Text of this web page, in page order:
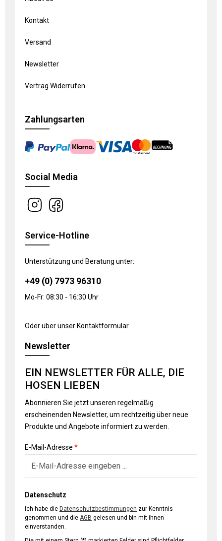
Kontakt
Versand
Newsletter
Vertrag Widerrufen
Zahlungsarten
Social Media
Service-Hotline
Unterstützung und Beratung unter:
+49 (0) 7973 96310
Mo-Fr: 08:30 - 16:30 Uhr
Oder über unser Kontaktformular.
Newsletter
EIN NEWSLETTER FÜR ALLE, DIE
HOSEN LIEBEN
Abonnieren Sie jetzt unseren regelmäßig
erscheinenden Newsletter, um rechtzeitig über neue
Produkte und Angebote informiert zu werden.
E-Mail-Adresse *
Datenschutz
Ich habe die Datenschutzbestimmungen
genommen und die AGB
einverstanden.